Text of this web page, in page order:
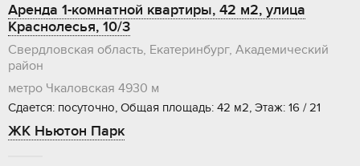
Аренда 1-комнатной квартиры, 42 м2, улица
Краснолесья, 10/3
Свердловская область, Екатеринбург, Академический
район
метро Чкаловская 4930 м
Сдается: посуточно, Общая площадь: 42 м2, Этаж: 16 / 21
ЖК Ньютон Парк